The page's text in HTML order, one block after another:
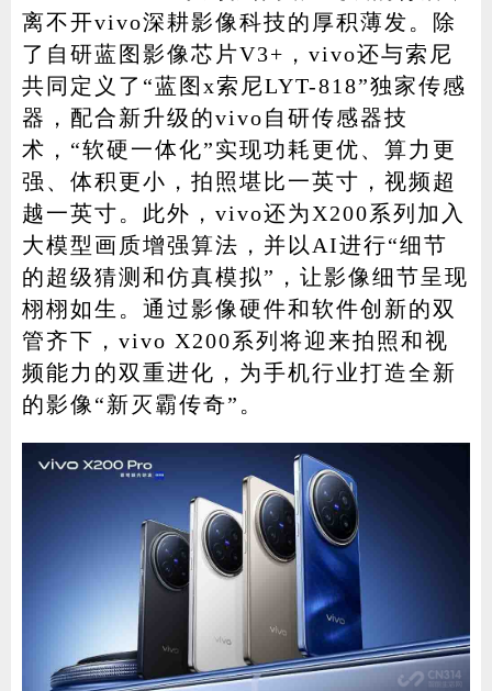
离不开vivo深耕影像科技的厚积薄发。除
了自研蓝图影像芯片V3+，vivo还与索尼
共同定义了“蓝图x索尼LYT-818”独家传感
器，配合新升级的vivo自研传感器技
术，“软硬一体化”实现功耗更优、算力更
强、体积更小，拍照堪比一英寸，视频超
越一英寸。此外，vivo还为X200系列加入
大模型画质增强算法，并以AI进行“细节
的超级猜测和仿真模拟”，让影像细节呈现
栩栩如生。通过影像硬件和软件创新的双
管齐下，vivo X200系列将迎来拍照和视
频能力的双重进化，为手机行业打造全新
的影像“新灭霸传奇”。